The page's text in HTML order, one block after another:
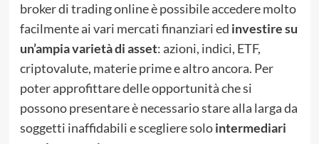
broker di trading online è possibile accedere molto
facilmente ai vari mercati finanziari ed investire su
un’ampia varietà di asset: azioni, indici, ETF,
criptovalute, materie prime e altro ancora. Per
poter approfittare delle opportunità che si
possono presentare è necessario stare alla larga da
soggetti inaffidabili e scegliere solointermediari